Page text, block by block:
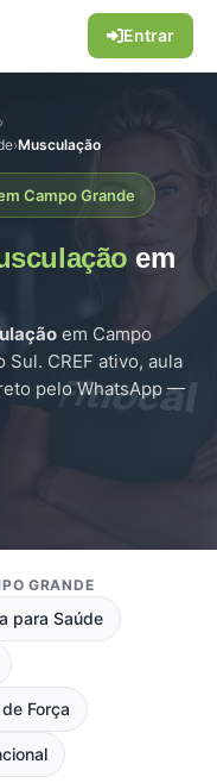
Entrar
›
›Musculação
Campo Grande
em
em Campo
CREF ativo, aula
pelo WhatsApp —
GRANDE
para Saúde
Força